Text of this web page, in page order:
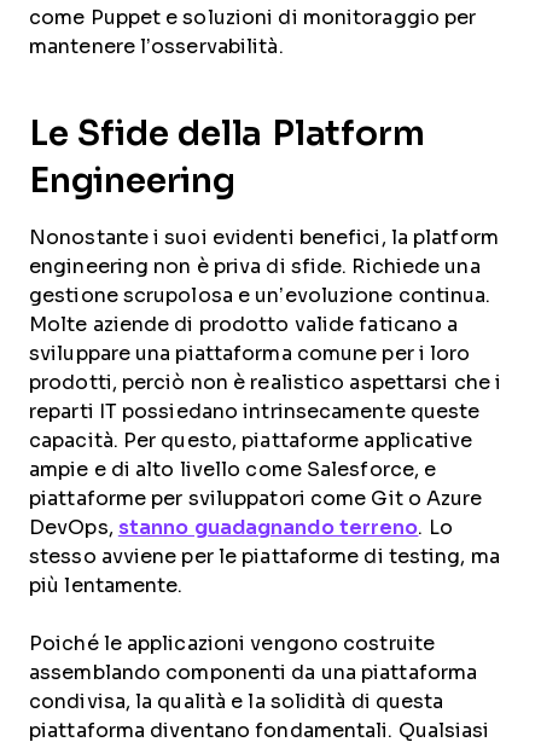
come Puppet e soluzioni di monitoraggio per
mantenere l’osservabilità.
Le Sfide della Platform
Engineering
Nonostante i suoi evidenti benefici, la platform
engineering non è priva di sfide. Richiede una
gestione scrupolosa e un’evoluzione continua.
Molte aziende di prodotto valide faticano a
sviluppare una piattaforma comune per i loro
prodotti, perciò non è realistico aspettarsi che i
reparti IT possiedano intrinsecamente queste
capacità. Per questo, piattaforme applicative
ampie e di alto livello come Salesforce, e
piattaforme per sviluppatori come Git o Azure
DevOps, stanno guadagnando terreno. Lo
stesso avviene per le piattaforme di testing, ma
più lentamente.
Poiché le applicazioni vengono costruite
assemblando componenti da una piattaforma
condivisa, la qualità e la solidità di questa
piattaforma diventano fondamentali. Qualsiasi